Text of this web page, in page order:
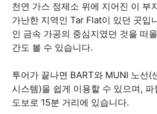
천연 가스 정제소 위에 지어진 이 부
가난한 지역인 Tar Flat이 있던 곳입
인 금속 가공의 중심지였던 것을 떠
간도 볼 수 있습니다.
투어가 끝나면 BART와 MUNI 노선(
시스템)을 쉽게 이용할 수 있으며,
도보로 15분 거리에 있습니다.